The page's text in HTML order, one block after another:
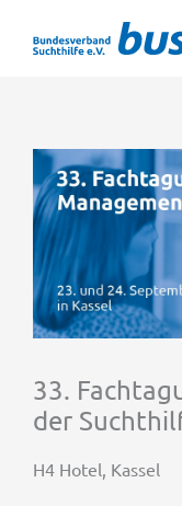
Inhalt
33.
der
H4 Hotel, Kassel